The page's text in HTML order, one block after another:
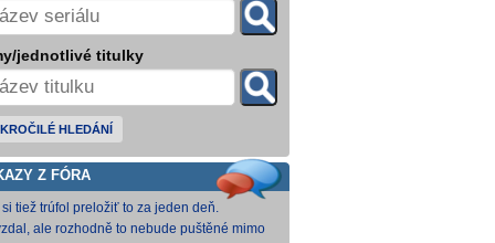
jednotlivé titulky
HLEDÁNÍ
Z FÓRA
si tiež trúfol preložiť to za jeden deň.
ale rozhodně to nebude puštěné mimo